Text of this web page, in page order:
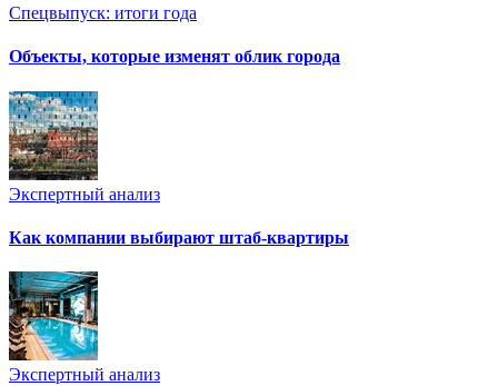
Спецвыпуск: итоги года
Объекты, которые изменят облик города
Экспертный анализ
Как компании выбирают штаб-квартиры
Экспертный анализ